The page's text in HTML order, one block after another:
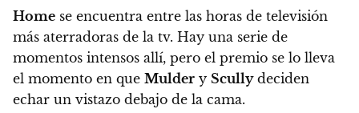
Home se encuentra entre las horas de televisión
más aterradoras de la tv. Hay una serie de
momentos intensos allí, pero el premio se lo lleva
el momento en que Mulder y Scullydeciden
echar un vistazo debajo de la cama.